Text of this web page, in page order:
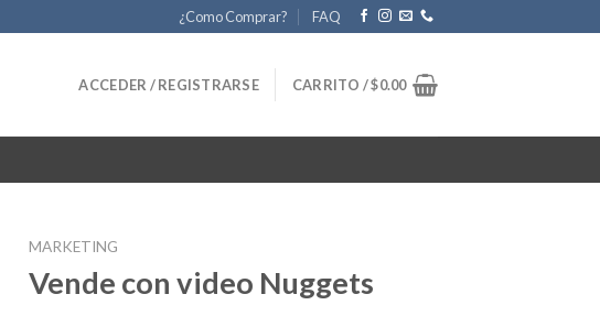
¿Como Comprar? FAQ
ACCEDER / REGISTRARSE CARRITO /$0.00
MARKETING
Vende con video Nuggets